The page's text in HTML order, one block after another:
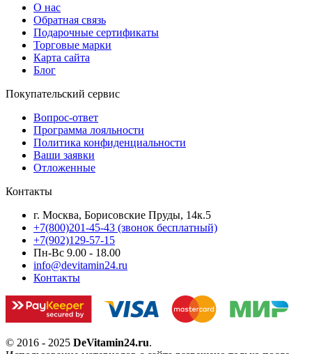
О нас
Обратная связь
Подарочные сертификаты
Торговые марки
Карта сайта
Блог
Покупательский сервис
Вопрос-ответ
Программа лояльности
Политика конфиденциальности
Ваши заявки
Отложенные
Контакты
г. Москва, Борисовские Пруды, 14к.5
+7(800)201-45-43 (звонок бесплатный)
+7(902)129-57-15
Пн-Вс 9.00 - 18.00
info@devitamin24.ru
Контакты
© 2016 - 2025 DeVitamin24.ru.